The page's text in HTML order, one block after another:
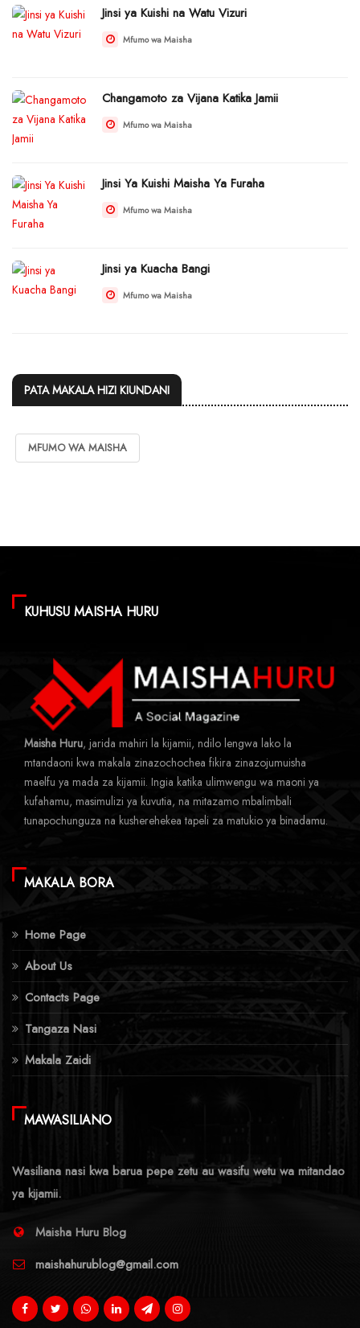
Jinsi ya Kuishi na Watu Vizuri
Mfumo wa Maisha
Changamoto za Vijana Katika Jamii
Mfumo wa Maisha
Jinsi Ya Kuishi Maisha Ya Furaha
Mfumo wa Maisha
Jinsi ya Kuacha Bangi
Mfumo wa Maisha
PATA MAKALA HIZI KIUNDANI
MFUMO WA MAISHA
KUHUSU MAISHA HURU
Maisha Huru, jarida mahiri la kijamii, ndilo lengwa lako la
mtandaoni kwa makala zinazochochea fikira zinazojumuisha
maelfu ya mada za kijamii. Ingia katika ulimwengu wa maoni ya
kufahamu, masimulizi ya kuvutia, na mitazamo mbalimbali
tunapochunguza na kusherehekea tapeli za matukio ya binadamu.
MAKALA BORA
Home Page
About Us
Contacts Page
Tangaza Nasi
Makala Zaidi
MAWASILIANO
Wasiliana nasi kwa barua pepe zetu au wasifu wetu wa mitandao
ya kijamii.
Maisha Huru Blog
maishahurublog@gmail.com